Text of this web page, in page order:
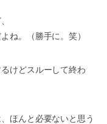
ね。（勝手に。笑）
けどスルーして終わ
ほんと必要ないと思う